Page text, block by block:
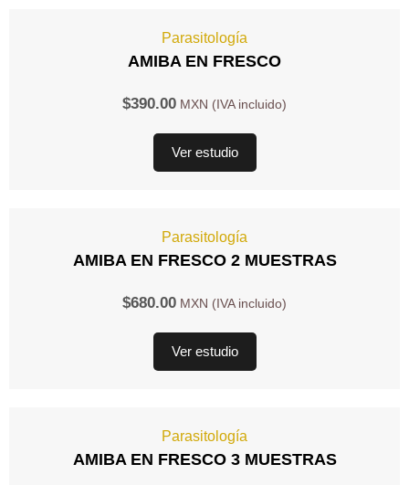
Parasitología
AMIBA EN FRESCO
$390.00
Ver estudio
Parasitología
AMIBA EN FRESCO 2 MUESTRAS
$680.00
Ver estudio
Parasitología
AMIBA EN FRESCO 3 MUESTRAS